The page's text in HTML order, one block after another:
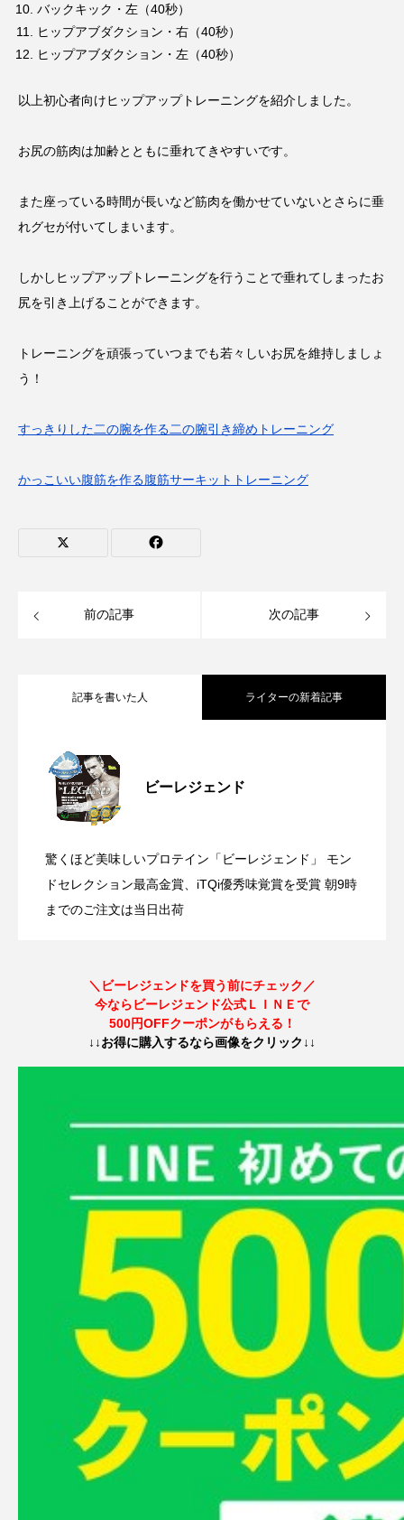
バックキック・左（40秒）
ヒップアブダクション・右（40秒）
ヒップアブダクション・左（40秒）
以上初心者向けヒップアップトレーニングを紹介しました。
お尻の筋肉は加齢とともに垂れてきやすいです。
また座っている時間が長いなど筋肉を働かせていないとさらに垂
れグセが付いてしまいます。
しかしヒップアップトレーニングを行うことで垂れてしまったお
尻を引き上げることができます。
トレーニングを頑張っていつまでも若々しいお尻を維持しましょ
う！
すっきりした二の腕を作る二の腕引き締めトレーニング
かっこいい腹筋を作る腹筋サーキットトレーニング
前の記事 次の記事
記事を書いた人 ライターの新着記事
ビーレジェンド
驚くほど美味しいプロテイン「ビーレジェンド」 モン
ドセレクション最高金賞、iTQi優秀味覚賞を受賞 朝9時
までのご注文は当日出荷
2025.08.27
2025.05.15
の変化による“マナー”と人の“神経活動”の
2025.03.03 【2025年3月13日(木)まで】第3期公式ビ
プロテイン無料配布イベント開催！
＼ビーレジェンドを買う前にチェック／
今ならビーレジェンド公式ＬＩＮＥで
500円OFFクーポンがもらえる！
↓↓お得に購入するなら画像をクリック↓↓